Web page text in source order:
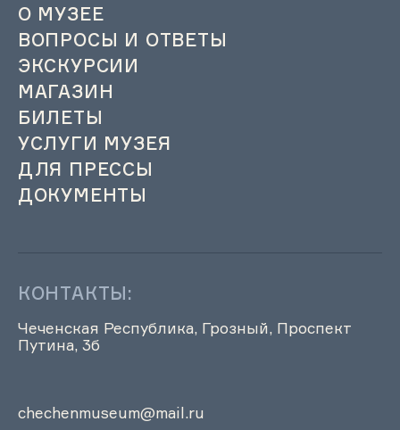
О МУЗЕЕ
ВОПРОСЫ И ОТВЕТЫ
ЭКСКУРСИИ
МАГАЗИН
БИЛЕТЫ
УСЛУГИ МУЗЕЯ
ДЛЯ ПРЕССЫ
ДОКУМЕНТЫ
КОНТАКТЫ:
Чеченская Республика, Грозный, Проспект
Путина, 3б
chechenmuseum@mail.ru